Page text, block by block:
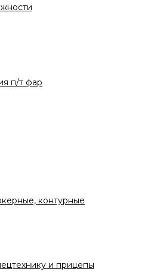
п/т фар
контурные
и прицепы